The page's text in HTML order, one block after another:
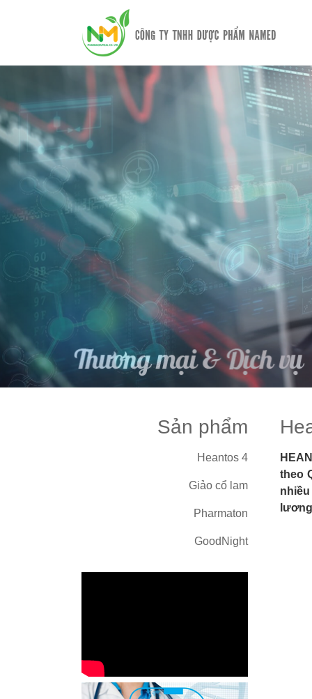
Sản phẩm
Heantos 4
Giảo cổ lam
Pharmaton
GoodNight
theo